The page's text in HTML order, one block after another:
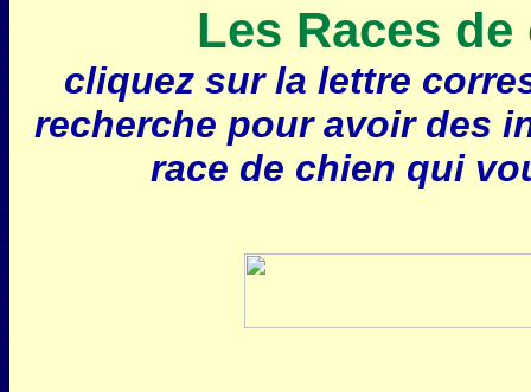
Les Races
cliquez sur la lettre
recherche pour avoir des
race de chien qui